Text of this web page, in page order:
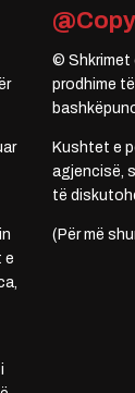
e
© Shkrimet
prodhime
Kushtet e
agjencisë,
të
(Për më